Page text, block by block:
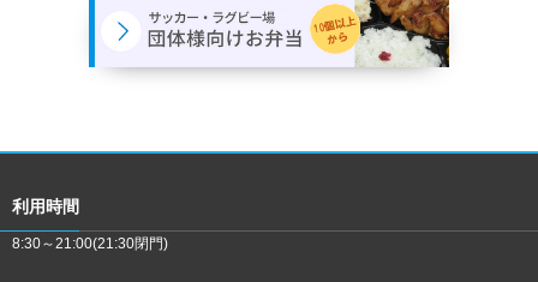
利用時間
8:30～21:00(21:30閉門)